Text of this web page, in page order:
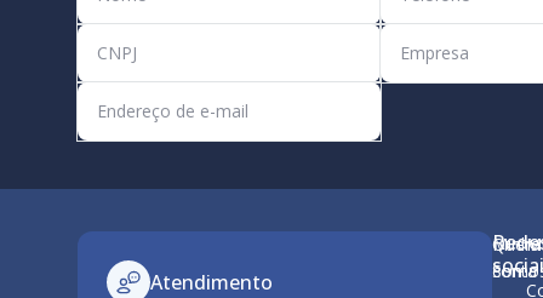
Atendimento
Minha
conta
Quem